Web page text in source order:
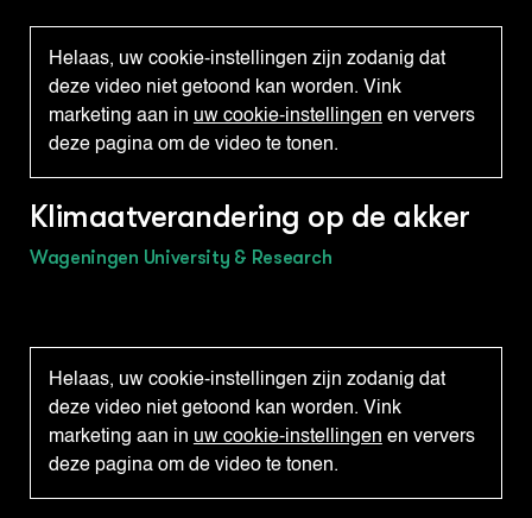
temperatuursom voldaan waardoor er eerder
geoogst kan worden. Voor suikerbiet neemt het
risico van aantasting aan de jonge plantjes
door vorst in het voorjaar af, echter neemt het
risico’s van ziekten plagen naar verwachting
toe. Wat betreft verzilting zijn met name
aardappel, ui en peen kwetsbaar, terwijl dat
voor suikerbiet en wintertarwe minder het geval
onderzocht worden, aangevuld met literatuur,
zijn factsheets ontwikkeld. Deze factsheets
tonen eenduidig de effectiviteit op het inspelen
op de klimaattrends en de toepasbaarheid in
termen van kennis, kosten en grondsoort van
deze adaptatiemaatregelen. De factsheets zijn
Helaas, uw cookie-instellingen zijn zodanig dat
deze video niet getoond kan worden. Vink
marketing aan in uw cookie-instellingen en ververs
deze pagina om de video te tonen.
Klimaatverandering op de akker
Wageningen University & Research
Helaas, uw cookie-instellingen zijn zodanig dat
deze video niet getoond kan worden. Vink
marketing aan in uw cookie-instellingen en ververs
deze pagina om de video te tonen.